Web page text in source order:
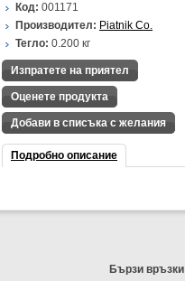
Код: 001171
Производител: Piatnik Co.
Тегло: 0.200 кг
Изпратете на приятел
Оценете продукта
Добави в списъка с желания
Подробно описание
Бързи връзки